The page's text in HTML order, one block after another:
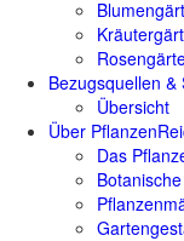
Bezugsquellen &
Übersicht
Über
Das